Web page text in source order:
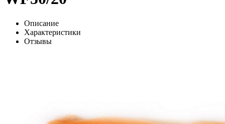
Описание
Характеристики
Отзывы